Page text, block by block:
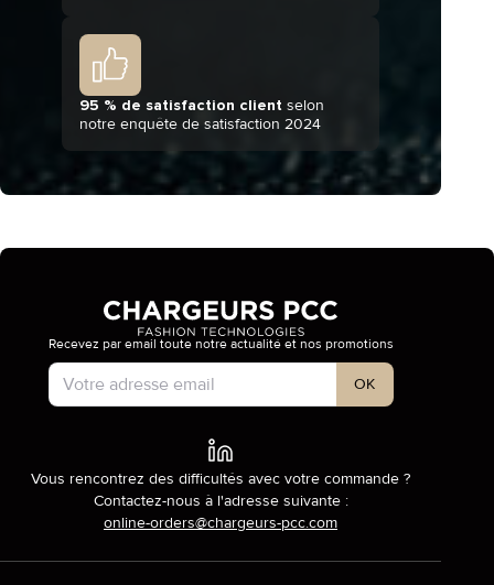
95 % de satisfaction client selon
notre enquête de satisfaction 2024
Type de compte
Recevez par email toute notre actualité et nos promotions
OK
Vous rencontrez des difficultés avec votre commande ?
Contactez-nous à l'adresse suivante :
online-orders@chargeurs-pcc.com